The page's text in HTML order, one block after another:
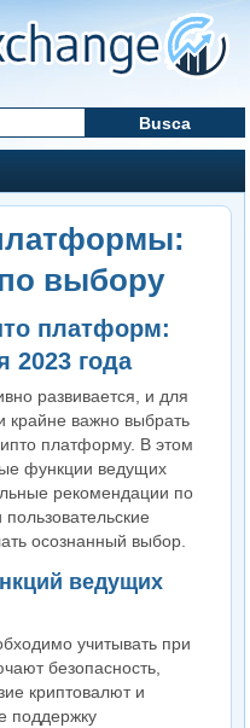
выбору
платформ:
2023 года
развивается, и для
крайне важно выбрать
платформу. В этом
функции ведущих
рекомендации по
осознанный выбор.
ведущих
учитывать при
безопасность,
криптовалют и
поддержку